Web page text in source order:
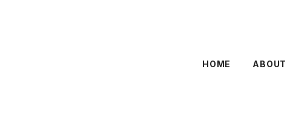
HOME ABOUT